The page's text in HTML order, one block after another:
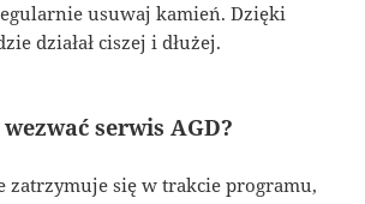
usuwaj kamień. Dzięki
działał ciszej i dłużej.
serwis AGD?
zatrzymuje się w trakcie programu,